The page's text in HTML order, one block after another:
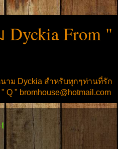
From "
าม Dyckia สำหรับทุกๆท่านที่รัก
" bromhouse@hotmail.com